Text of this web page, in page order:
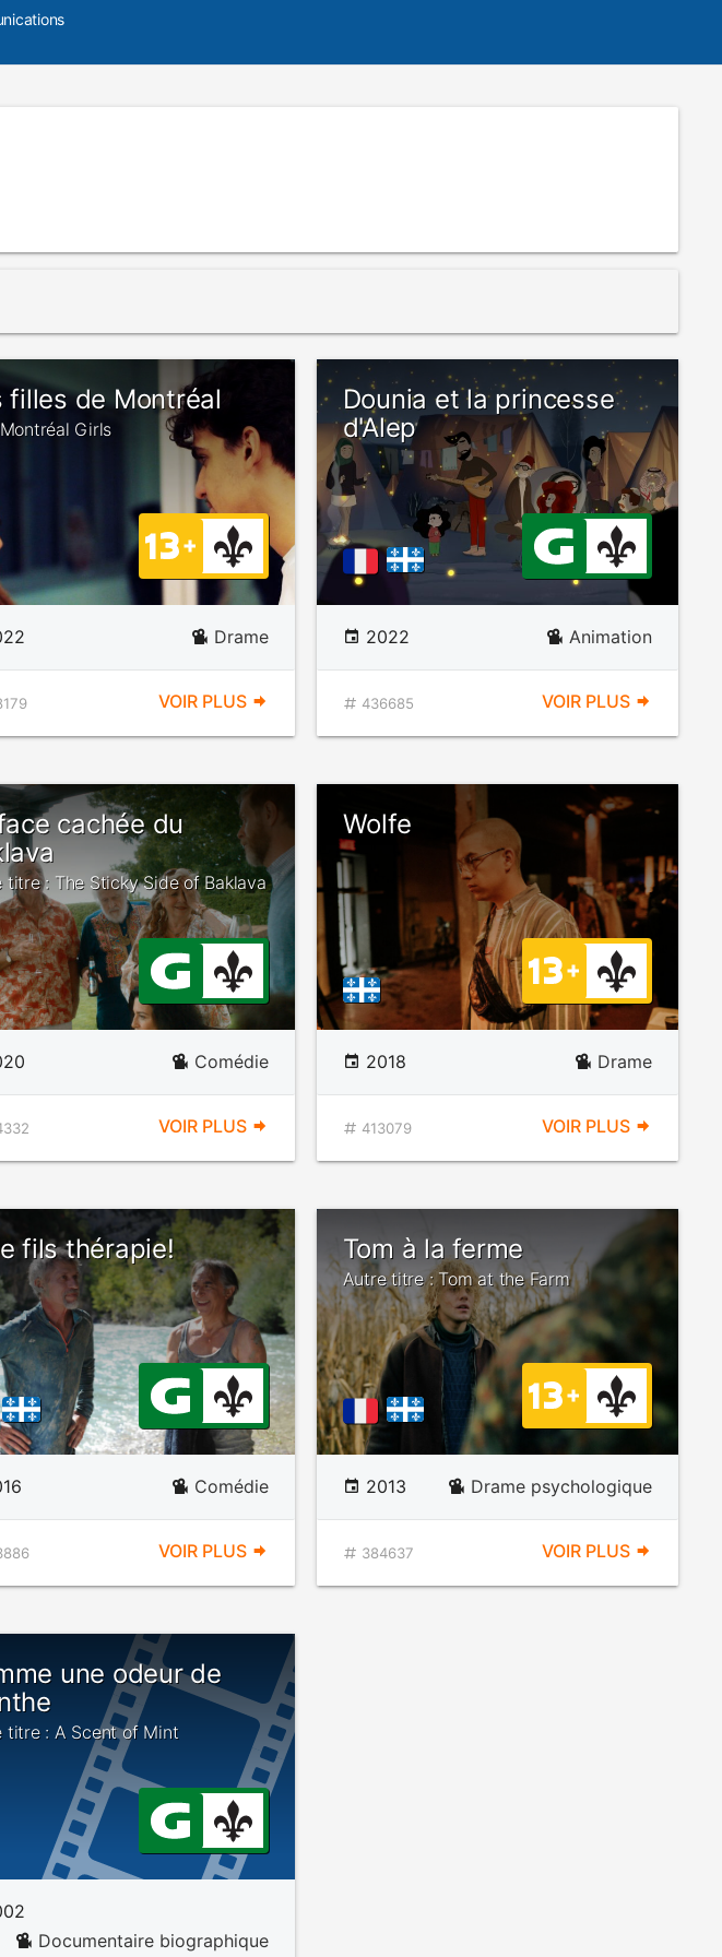
filles de Montréal
Girls
Drame
VOIR PLUS
Dounia et la princesse
d'Alep
2022 Animation
436685 VOIR PLUS
cachée du
titre : The Sticky Side of Baklava
Comédie
VOIR PLUS
Wolfe
2018 Drame
413079 VOIR PLUS
fils thérapie!
Comédie
VOIR PLUS
Tom à la ferme
Autre titre : Tom at the Farm
2013 Drame psychologique
384637 VOIR PLUS
une odeur de
titre : A Scent of Mint
Documentaire biographique